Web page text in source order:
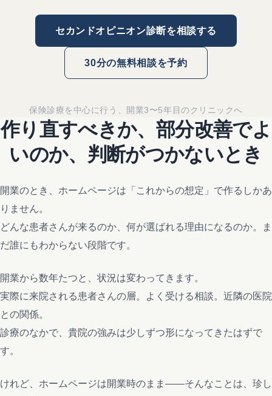
セカンドオピニオン診断を相談する
30分の無料相談を予約
保険診療を中心に行う、開業3〜5年目のクリニックへ
作り直すべきか、部分改善でよ
いのか、判断がつかないとき
開業のとき、ホームページは「これからの想定」で作るしかあ
りません。
どんな患者さんが来るのか、何が選ばれる理由になるのか。ま
だ誰にもわからない段階です。
開業から数年たつと、状況は変わってきます。
実際に来院される患者さんの層。よく受ける相談。近隣の医院
との関係。
診療のなかで、貴院の強みは少しずつ形になってきたはずで
す。
けれど、ホームページは開業時のまま——そんなことは、珍し